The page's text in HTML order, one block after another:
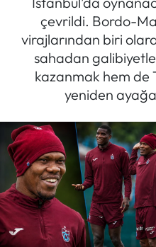
çevrildi. Bordo-
virajlarından biri
sahadan
kazanmak hem de
yeniden
Politik Kulis
Dünya
Magazin
Röportaj
Manşet
Köşe Yazıları
Son Dakika Haberleri
Haber Arşivi